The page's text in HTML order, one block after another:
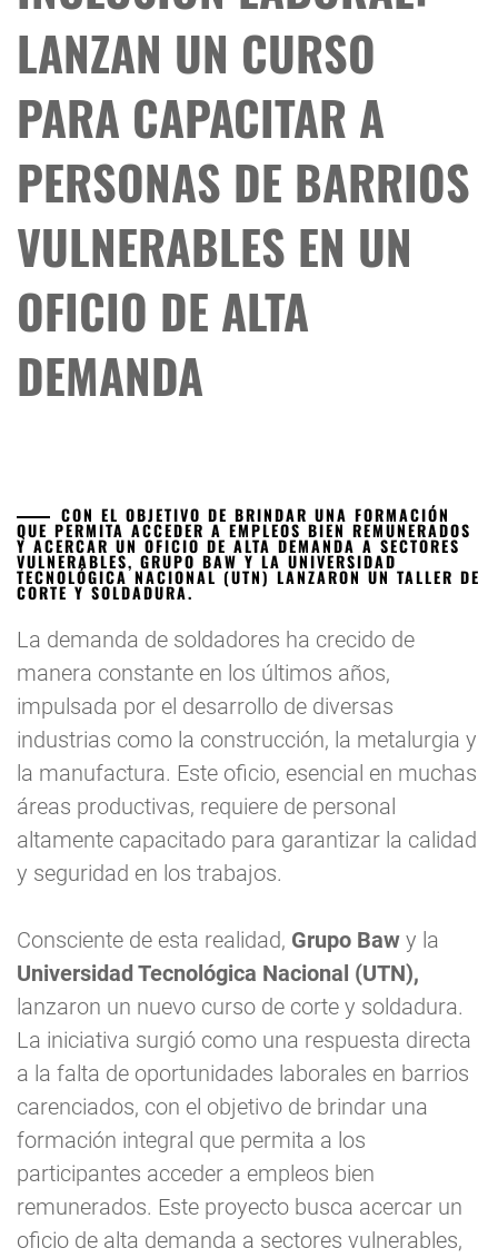
LANZAN UN CURSO
PARA CAPACITAR A
PERSONAS DE BARRIOS
VULNERABLES EN UN
OFICIO DE ALTA
DEMANDA
CON EL OBJETIVO DE BRINDAR UNA FORMACIÓN
QUE PERMITA ACCEDER A EMPLEOS BIEN REMUNERADOS
Y ACERCAR UN OFICIO DE ALTA DEMANDA A SECTORES
VULNERABLES, GRUPO BAW Y LA UNIVERSIDAD
TECNOLÓGICA NACIONAL (UTN) LANZARON UN TALLER DE
CORTE Y SOLDADURA.
La demanda de soldadores ha crecido de
manera constante en los últimos años,
impulsada por el desarrollo de diversas
industrias como la construcción, la metalurgia y
la manufactura. Este oficio, esencial en muchas
áreas productivas, requiere de personal
altamente capacitado para garantizar la calidad
y seguridad en los trabajos.
Consciente de esta realidad, Grupo Baw y la
Universidad Tecnológica Nacional (UTN),
lanzaron un nuevo curso de corte y soldadura.
La iniciativa surgió como una respuesta directa
a la falta de oportunidades laborales en barrios
carenciados, con el objetivo de brindar una
formación integral que permita a los
participantes acceder a empleos bien
remunerados. Este proyecto busca acercar un
oficio de alta demanda a sectores vulnerables,